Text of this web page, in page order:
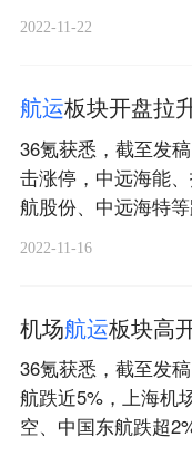
2022-11-22
航运板块开盘拉
36氪获悉，截至发稿
击涨停，中远海能
航股份、中远海特等
2022-11-16
机场航运板块高
36氪获悉，截至发
航跌近5%，上海机
空、中国东航跌超2%